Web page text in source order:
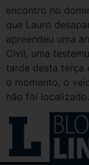
encontro no
que Lauro
apreendeu uma
Civil, uma
tarde desta terça
o momento, o
não foi